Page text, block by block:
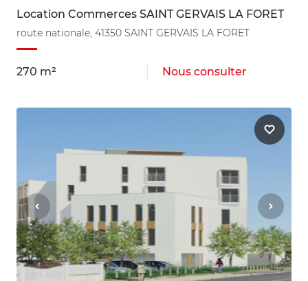
Location Commerces SAINT GERVAIS LA FORET
route nationale, 41350 SAINT GERVAIS LA FORET
270 m² Nous consulter